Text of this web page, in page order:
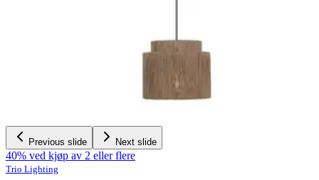
Previous slide Next slide
40% ved kjøp av 2 eller flere
Trio Lighting